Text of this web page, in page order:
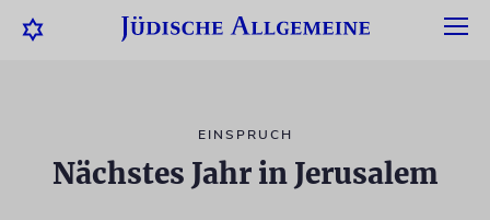
EINSPRUCH
Nächstes Jahr in Jerusalem